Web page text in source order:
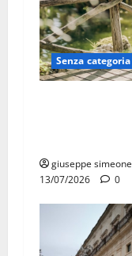
Senza categoria
giuseppe simeone
13/07/2026
0